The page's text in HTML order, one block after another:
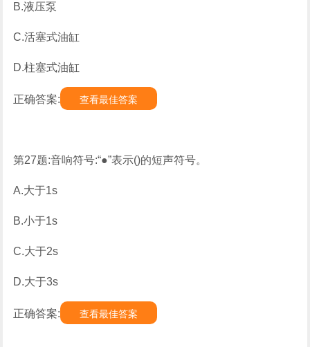
B.液压泵
C.活塞式油缸
D.柱塞式油缸
正确答案: 查看最佳答案
第27题:音响符号:“●”表示()的短声符号。
A.大于1s
B.小于1s
C.大于2s
D.大于3s
正确答案: 查看最佳答案